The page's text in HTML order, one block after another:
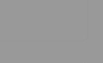
bekannt